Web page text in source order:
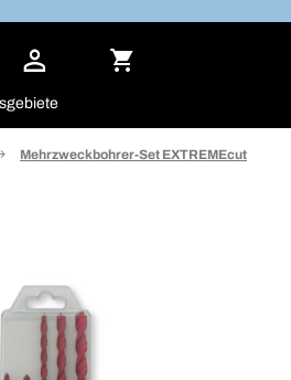
Mehrzweckbohrer-Set EXTREMEcut